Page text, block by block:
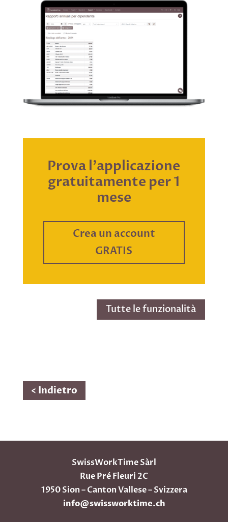
Prova l'applicazione
gratuitamente per 1
mese
Crea un account
GRATIS
Tutte le funzionalità
< Indietro
SwissWorkTime Sàrl
Rue Pré Fleuri 2C
1950 Sion – Canton Vallese – Svizzera
info@swissworktime.ch